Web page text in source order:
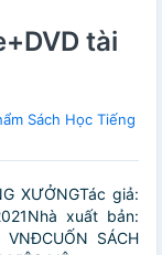
tài
Sách Học Tiếng
XƯỞNGTác giả:
xuất bản:
SÁCH